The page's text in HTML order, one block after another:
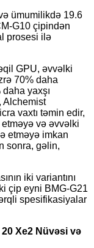
ümumilikdə 19.6
G10 çipindən
prosesi ilə
GPU, əvvəlki
70% daha
yaxşı
Alchemist
vaxtı təmin edir,
və əvvəlki
etməyə imkan
sonra, gəlin,
iki variantını
çip eyni BMG-G21
spesifikasiyalar
Xe2 Nüvəsi və